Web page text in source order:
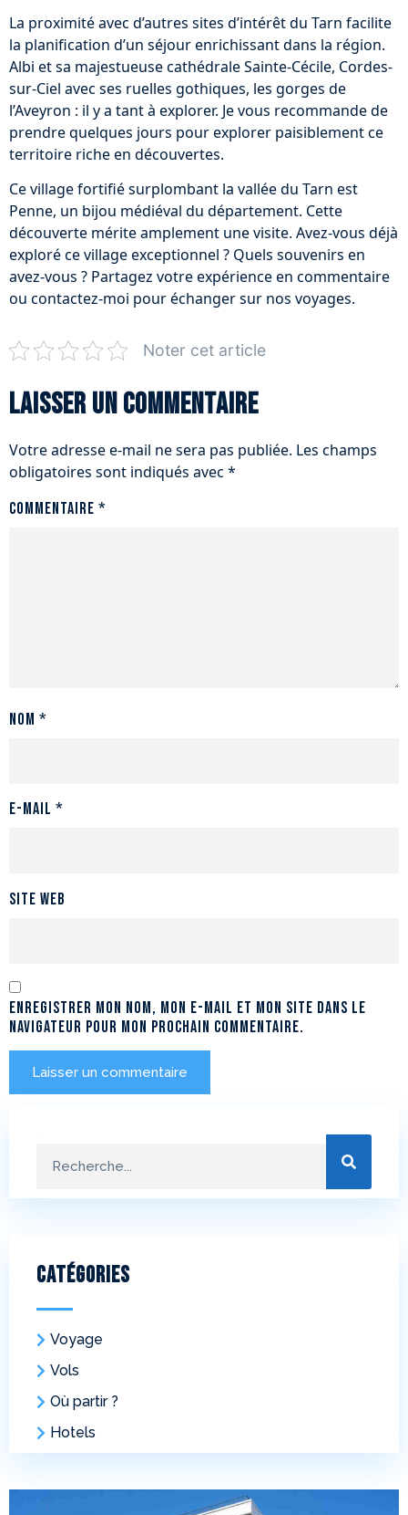
La proximité avec d’autres sites d’intérêt du Tarn facilite
la planification d’un séjour enrichissant dans la région.
Albi et sa majestueuse cathédrale Sainte-Cécile, Cordes-
sur-Ciel avec ses ruelles gothiques, les gorges de
l’Aveyron : il y a tant à explorer. Je vous recommande de
prendre quelques jours pour explorer paisiblement ce
territoire riche en découvertes.
Ce village fortifié surplombant la vallée du Tarn est
Penne, un bijou médiéval du département. Cette
découverte mérite amplement une visite. Avez-vous déjà
exploré ce village exceptionnel ? Quels souvenirs en
avez-vous ? Partagez votre expérience en commentaire
ou contactez-moi pour échanger sur nos voyages.
Noter cet article
Laisser un commentaire
Votre adresse e-mail ne sera pas publiée. Les champs
obligatoires sont indiqués avec *
Commentaire *
Nom *
E-mail *
Site web
Enregistrer mon nom, mon e-mail et mon site dans le
navigateur pour mon prochain commentaire.
Catégories
Voyage
Vols
Où partir ?
Hotels